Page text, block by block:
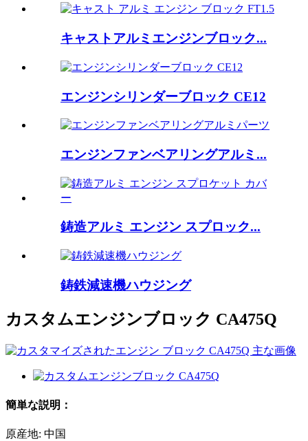
キャストアルミエンジンブロック...
エンジンシリンダーブロック CE12
エンジンファンベアリングアルミ...
鋳造アルミ エンジン スプロック...
鋳鉄減速機ハウジング
カスタムエンジンブロック CA475Q
簡単な説明：
原産地: 中国